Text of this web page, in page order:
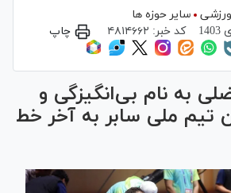
ورزشی
سایر حوزه ها
کد خبر: ۴۸۱۴۶۶۲ چاپ
به نام بی‌انگیزگی و
تیم ملی سابر به آخر خط